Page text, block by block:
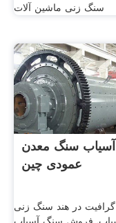
سنگ زنی ماشین آلات
آسیاب سنگ معدن
عمودی چین
در هند سنگ زنی